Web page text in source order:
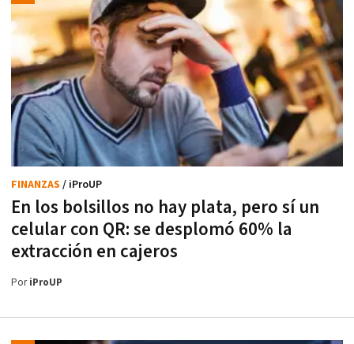
En los bolsillos no hay plata, pero sí un
celular con QR: se desplomó 60% la
extracción en cajeros
FINANZAS / iProUP
PoriProUP